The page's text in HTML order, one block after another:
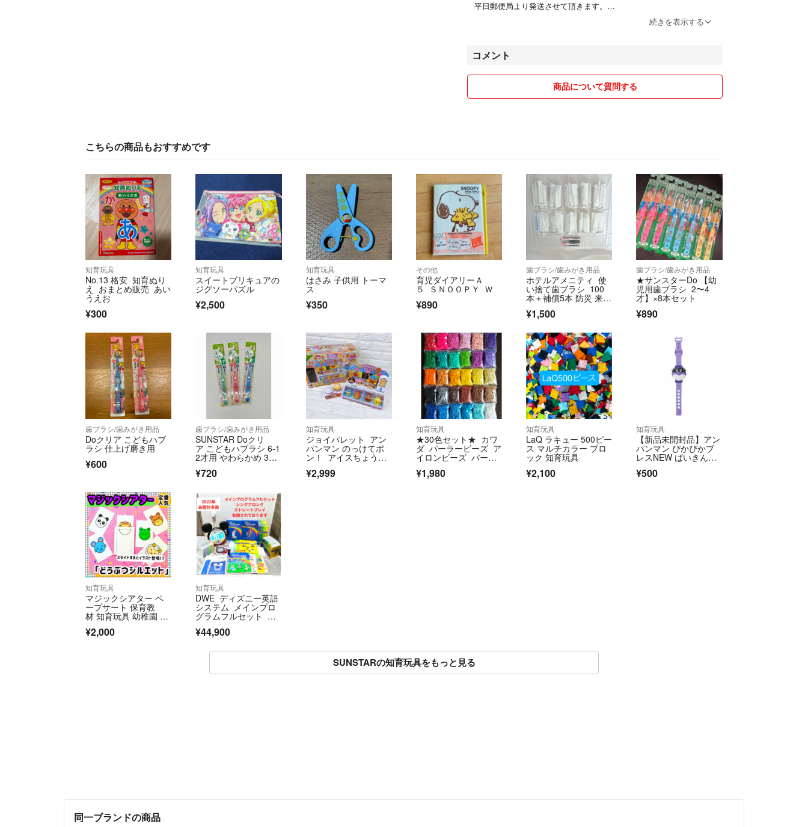
平日郵便局より発送させて頂きます。
☆価格交渉中でも、先に決めてくれた方を優先させて頂きますのでご
了承ください。
☆梱包資材は再利用♻️させて頂く場合がございます。
続きを表示する
コメント
商品について質問する
こちらの商品もおすすめです
知育玩具
No.13 格安 知育ぬり
え おまとめ販売 あい
うえお
¥300
知育玩具
スイートプリキュアの
ジグソーパズル
¥2,500
知育玩具
はさみ 子供用 トーマ
ス
¥350
その他
育児ダイアリーＡ
５ ＳＮＯＯＰＹ Ｗ
¥890
歯ブラシ/歯みがき用品
ホテルアメニティ 使
い捨て歯ブラシ 100
本＋補償5本 防災 来
¥1,500
歯ブラシ/歯みがき用品
★サンスターDo 【幼
児用歯ブラシ 2〜4
才】×8本セット
¥890
歯ブラシ/歯みがき用品
Doクリア こどもハブ
ラシ 仕上げ磨き用
¥600
歯ブラシ/歯みがき用品
SUNSTAR Doクリ
ア こどもハブラシ 6-1
2才用 やわらかめ 3本
セット
¥720
知育玩具
ジョイパレット アン
パンマン のっけてポ
ン！ アイスちょうだ
¥2,999
知育玩具
★30色セット★ カワ
ダ パーラービーズ ア
イロンビーズ パー
ツ ビーズ
¥1,980
知育玩具
LaQ ラキュー 500ピー
ス マルチカラー ブロ
ック 知育玩具
¥2,100
知育玩具
【新品未開封品】アン
パンマン ぴかぴかブ
レスNEW ばいきんま
¥500
知育玩具
マジックシアター ペ
ープサート 保育教
材 知育玩具 幼稚園 パ
ネルシアター
¥2,000
知育玩具
DWE ディズニー英語
システム メインプロ
グラムフルセット ミ
ッキーメイト付き 未
開封多数
¥44,900
SUNSTARの知育玩具をもっと見る
同一ブランドの商品